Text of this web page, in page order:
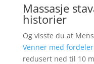
Massasje
historier
Og visste du at
Venner med
redusert ned til 10